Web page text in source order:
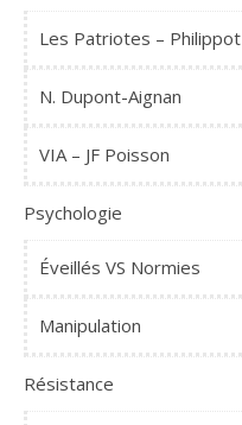
Les Patriotes – Philippot
N. Dupont-Aignan
VIA – JF Poisson
Psychologie
Éveillés VS Normies
Manipulation
Résistance